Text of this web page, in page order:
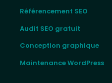
Référencement SEO
Audit SEO gratuit
Conception graphique
Maintenance WordPress